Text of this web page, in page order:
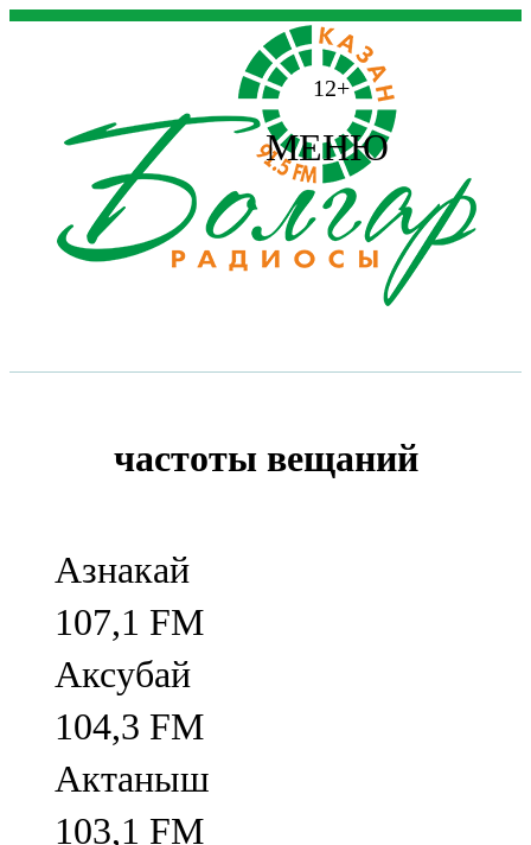
12+
МЕНЮ
частоты вещаний
Азнакай
107,1 FM
Аксубай
104,3 FM
Актаныш
103,1 FM